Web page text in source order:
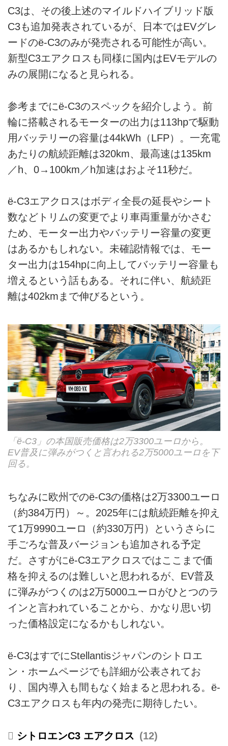
C3は、その後上述のマイルドハイブリッド版
C3も追加発表されているが、日本ではEVグレ
ードのë-C3のみが発売される可能性が高い。
新型C3エアクロスも同様に国内はEVモデルの
みの展開になると見られる。
参考までにë-C3のスペックを紹介しよう。前
輪に搭載されるモーターの出力は113hpで駆動
用バッテリーの容量は44kWh（LFP）。一充電
あたりの航続距離は320km、最高速は135km
／h、0→100km／h加速はおよそ11秒だ。
ë-C3エアクロスはボディ全長の延長やシート
数などトリムの変更でより車両重量がかさむ
ため、モーター出力やバッテリー容量の変更
はあるかもしれない。未確認情報では、モー
ター出力は154hpに向上してバッテリー容量も
増えるという話もある。それに伴い、航続距
離は402kmまで伸びるという。
「ë-C3」の本国販売価格は2万3300ユーロから。
EV普及に弾みがつくと言われる2万5000ユーロを下
回る。
ちなみに欧州でのë-C3の価格は2万3300ユーロ
（約384万円）～。2025年には航続距離を抑え
て1万9990ユーロ（約330万円）というさらに
手ごろな普及バージョンも追加される予定
だ。さすがにë-C3エアクロスではここまで価
格を抑えるのは難しいと思われるが、EV普及
に弾みがつくのは2万5000ユーロがひとつのラ
インと言われていることから、かなり思い切
った価格設定になるかもしれない。
ë-C3はすでにStellantisジャパンのシトロエ
ン・ホームページでも詳細が公表されてお
り、国内導入も間もなく始まると思われる。ë-
C3エアクロスも年内の発売に期待したい。
シトロエンC3 エアクロス 12